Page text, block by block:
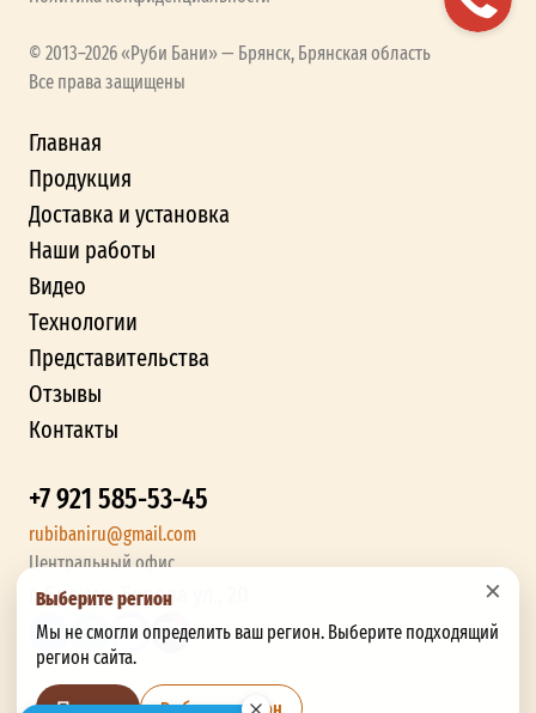
×
Выберите регион
Мы не смогли определить ваш регион. Выберите подходящий
регион сайта.
Позже
© 2013–2026 «Руби Бани» — Брянск, Брянская область
Все права защищены
Главная
Продукция
Доставка и установка
Наши работы
Видео
Технологии
Представительства
Отзывы
Контакты
+7 921 585-53-45
rubibaniru@gmail.com
Центральный офис
г. Брянск, Бурова ул., 20